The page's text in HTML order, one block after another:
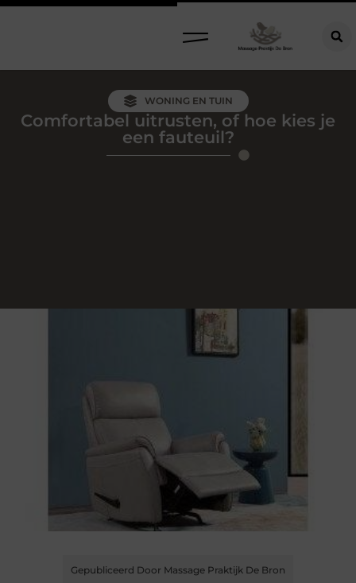
WONING EN TUIN
Comfortabel uitrusten, of hoe kies je
een fauteuil?
Gepubliceerd Door Massage Praktijk De Bron